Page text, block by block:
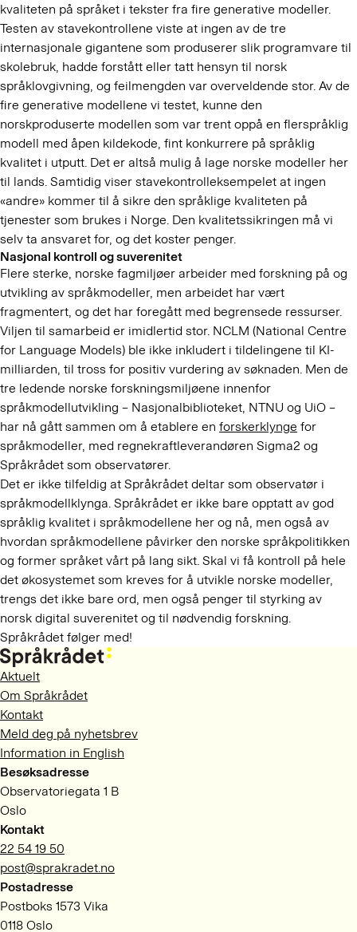
kvaliteten på språket i tekster fra fire generative modeller.
Testen av stavekontrollene viste at ingen av de tre
internasjonale gigantene som produserer slik programvare til
skolebruk, hadde forstått eller tatt hensyn til norsk
språklovgivning, og feilmengden var overveldende stor. Av de
fire generative modellene vi testet, kunne den
norskproduserte modellen som var trent oppå en flerspråklig
modell med åpen kildekode, fint konkurrere på språklig
kvalitet i utputt. Det er altså mulig å lage norske modeller her
til lands. Samtidig viser stavekontrolleksempelet at ingen
«andre» kommer til å sikre den språklige kvaliteten på
tjenester som brukes i Norge. Den kvalitetssikringen må vi
selv ta ansvaret for, og det koster penger.
Nasjonal kontroll og suverenitet
Flere sterke, norske fagmiljøer arbeider med forskning på og
utvikling av språkmodeller, men arbeidet har vært
fragmentert, og det har foregått med begrensede ressurser.
Viljen til samarbeid er imidlertid stor. NCLM (National Centre
for Language Models) ble ikke inkludert i tildelingene til KI-
milliarden, til tross for positiv vurdering av søknaden. Men de
tre ledende norske forskningsmiljøene innenfor
språkmodellutvikling – Nasjonalbiblioteket, NTNU og UiO –
har nå gått sammen om å etablere en forskerklynge for
språkmodeller, med regnekraftleverandøren Sigma2 og
Språkrådet som observatører.
Det er ikke tilfeldig at Språkrådet deltar som observatør i
språkmodellklynga. Språkrådet er ikke bare opptatt av god
språklig kvalitet i språkmodellene her og nå, men også av
hvordan språkmodellene påvirker den norske språkpolitikken
og former språket vårt på lang sikt. Skal vi få kontroll på hele
det økosystemet som kreves for å utvikle norske modeller,
trengs det ikke bare ord, men også penger til styrking av
norsk digital suverenitet og til nødvendig forskning.
Språkrådet følger med!
Aktuelt
Om Språkrådet
Kontakt
Meld deg på nyhetsbrev
Information in English
Besøksadresse
Observatoriegata 1 B
Oslo
Kontakt
22 54 19 50
post@sprakradet.no
Postadresse
Postboks 1573 Vika
0118 Oslo